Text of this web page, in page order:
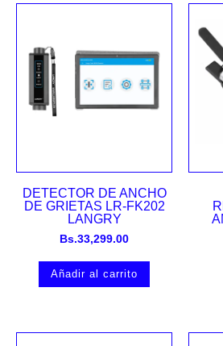
DETECTOR DE ANCHO
DE GRIETAS LR-FK202
LANGRY
Bs.33,299.00
Añadir al carrito